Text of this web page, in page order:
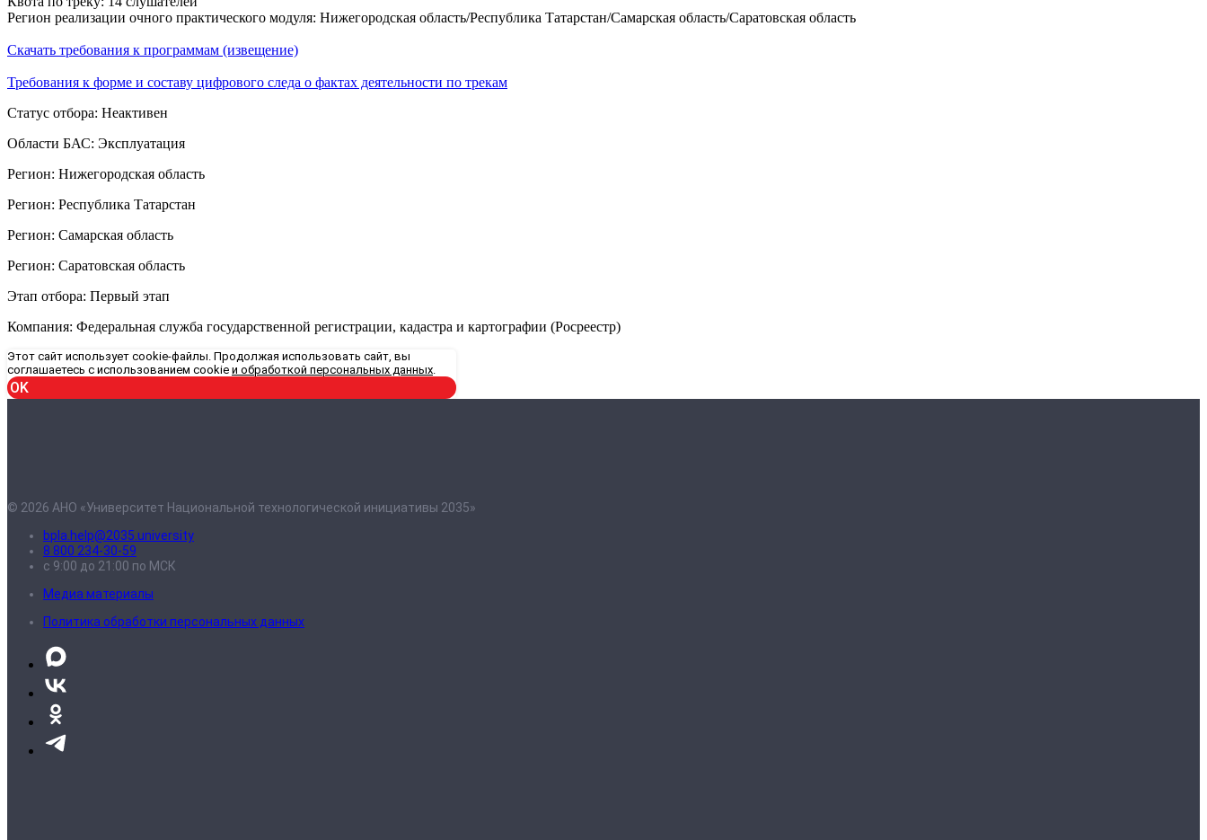
Регион реализации очного практического модуля: Нижегородская область/Республика Татарстан/Самарская область/Саратовская область
Скачать требования к программам (извещение)
Требования к форме и составу цифрового следа о фактах деятельности по трекам
Статус отбора: Неактивен
Области БАС: Эксплуатация
Регион: Нижегородская область
Регион: Республика Татарстан
Регион: Самарская область
Регион: Саратовская область
Этап отбора: Первый этап
Компания: Федеральная служба государственной регистрации, кадастра и картографии (Росреестр)
Этот сайт использует cookie-файлы. Продолжая использовать сайт, вы
соглашаетесь с использованием cookie и обработкой персональных данных
OK
© 2026 АНО «Университет Национальной технологической инициативы 2035»
bpla.help@2035.university
8 800 234-30-59
с 9:00 до 21:00 по МСК
Медиа материалы
Политика обработки персональных данных